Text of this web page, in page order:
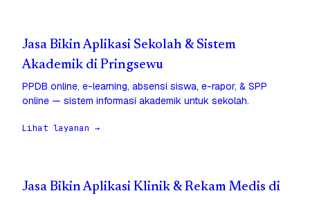
Jasa Bikin Aplikasi Sekolah & Sistem
Akademik di Pringsewu
PPDB online, e-learning, absensi siswa, e-rapor, & SPP
online — sistem informasi akademik untuk sekolah.
Lihat layanan →
Jasa Bikin Aplikasi Klinik & Rekam Medis di